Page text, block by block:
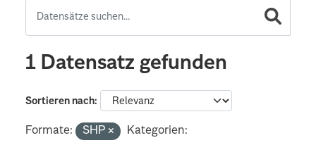
1 Datensatz gefunden
Sortieren nach
Formate: SHP
Kategorien: